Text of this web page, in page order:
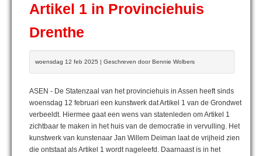
Artikel 1 in Provinciehuis
Drenthe
woensdag 12 feb 2025 | Geschreven door Bennie Wolbers
ASEN - De Statenzaal van het provinciehuis in Assen heeft sinds
woensdag 12 februari een kunstwerk dat Artikel 1 van de Grondwet
verbeeldt. Hiermee gaat een wens van statenleden om Artikel 1
zichtbaar te maken in het huis van de democratie in vervulling. Het
kunstwerk van kunstenaar Jan Willem Deiman laat de vrijheid zien
die ontstaat als Artikel 1 wordt nageleefd. Daarnaast is in het